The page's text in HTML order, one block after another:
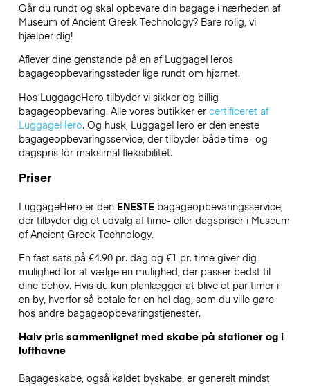
Går du rundt og skal opbevare din bagage i nærheden af
Museum of Ancient Greek Technology? Bare rolig, vi
hjælper dig!
Aflever dine genstande på en af LuggageHeros
bagageopbevaringssteder lige rundt om hjørnet.
Hos LuggageHero tilbyder vi sikker og billig
bagageopbevaring. Alle vores butikker er certificeret af
LuggageHero. Og husk, LuggageHero er den eneste
bagageopbevaringsservice, der tilbyder både time- og
dagspris for maksimal fleksibilitet.
Priser
LuggageHero er den ENESTEbagageopbevaringsservice,
der tilbyder dig et udvalg af time- eller dagspriser i Museum
of Ancient Greek Technology.
En fast sats på €4.90 pr. dag og €1 pr. time giver dig
mulighed for at vælge en mulighed, der passer bedst til
dine behov. Hvis du kun planlægger at blive et par timer i
en by, hvorfor så betale for en hel dag, som du ville gøre
hos andre bagageopbevaringstjenester.
Halv pris sammenlignet med skabe på stationer og i
lufthavne
Bagageskabe, også kaldet byskabe, er generelt mindst